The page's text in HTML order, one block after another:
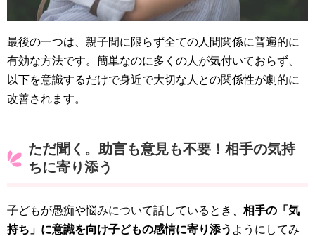
最後の一つは、親子間に限らず全ての人間関係に普遍的に
有効な方法です。簡単なのに多くの人が気付いておらず、
以下を意識するだけで身近で大切な人との関係性が劇的に
改善されます。
ただ聞く。助言も意見も不要！相手の気持
ちに寄り添う
子どもが愚痴や悩みについて話しているとき、 相手の「気
持ち」に意識を向け子どもの感情に寄り添う ようにしてみ